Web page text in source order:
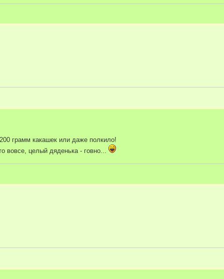
грамм какашек или даже полкило!
вовсе, целый дяденька - говно...